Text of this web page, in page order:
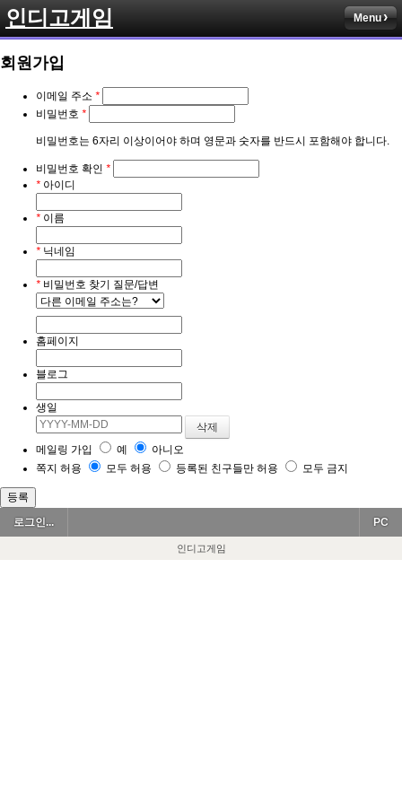
인디고게임 Menu
회원가입
이메일 주소 *
비밀번호 *
비밀번호는 6자리 이상이어야 하며 영문과 숫자를 반드시 포함해야 합니다.
비밀번호 확인 *
* 아이디
* 이름
* 닉네임
* 비밀번호 찾기 질문/답변
홈페이지
블로그
생일
메일링 가입 예
아니오
쪽지 허용
모두 허용 등록된 친구들만 허용 모두 금지
로그인... PC
인디고게임